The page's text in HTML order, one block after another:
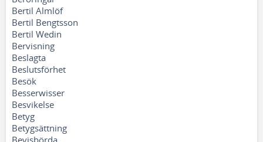
Bertil Almlöf
Bertil Bengtsson
Bertil Wedin
Bervisning
Beslagta
Beslutsförhet
Besök
Besserwisser
Besvikelse
Betyg
Betygsättning
Bevisbörda